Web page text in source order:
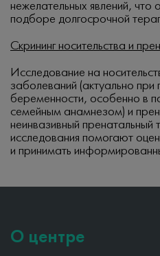
нежелательных явлений, что
подборе долгосрочной
Скрининг носительства и
Исследование на
заболеваний (актуально при
беременности, особенно в
семейным анамнезом) и
неинвазивный
исследования помогают
и принимать
О центре